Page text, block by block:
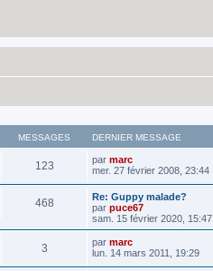
MESSAGES DERNIER MESSAGE
123 par marc
mer. 27 février 2008, 23:44
468
Re: Guppy malade?
par puce67
sam. 15 février 2020, 15:47
3 par marc
lun. 14 mars 2011, 19:29